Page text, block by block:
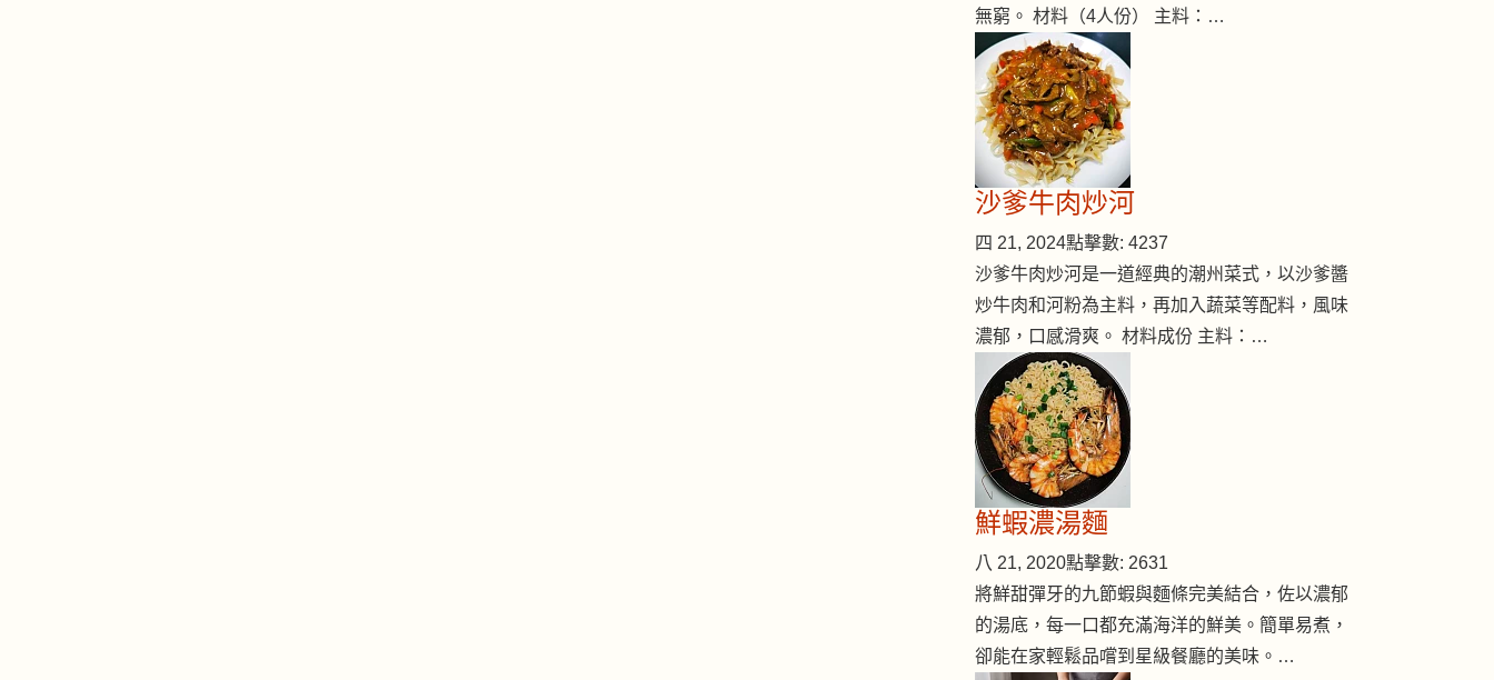
無窮。 材料（4人份） 主料：…
沙爹牛肉炒河
四 21, 2024點擊數: 4237
沙爹牛肉炒河是一道經典的潮州菜式，以沙爹醬
炒牛肉和河粉為主料，再加入蔬菜等配料，風味
濃郁，口感滑爽。 材料成份 主料：…
鮮蝦濃湯麵
八 21, 2020點擊數: 2631
將鮮甜彈牙的九節蝦與麵條完美結合，佐以濃郁
的湯底，每一口都充滿海洋的鮮美。簡單易煮，
卻能在家輕鬆品嚐到星級餐廳的美味。…